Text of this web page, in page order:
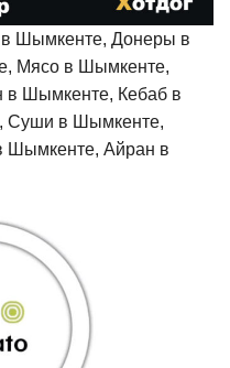
Шымкенте, Донеры в
Мясо в Шымкенте,
в Шымкенте, Кебаб в
Суши в Шымкенте,
Шымкенте, Айран в